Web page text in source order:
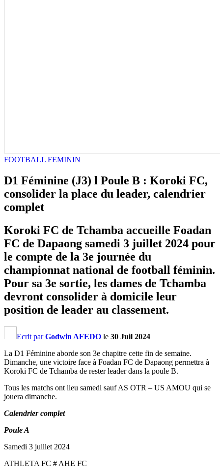
FOOTBALL FEMININ
D1 Féminine (J3) l Poule B : Koroki FC,
consolider la place du leader, calendrier
complet
Koroki FC de Tchamba accueille Foadan
FC de Dapaong samedi 3 juillet 2024 pour
le compte de la 3e journée du
championnat national de football féminin.
Pour sa 3e sortie, les dames de Tchamba
devront consolider à domicile leur
position de leader au classement.
Ecrit parGodwin AFEDO le 30 Juil 2024
La D1 Féminine aborde son 3e chapitre cette fin de semaine.
Dimanche, une victoire face à Foadan FC de Dapaong permettra à
Koroki FC de Tchamba de rester leader dans la poule B.
Tous les matchs ont lieu samedi sauf AS OTR – US AMOU qui se
jouera dimanche.
Calendrier complet
Poule A
Samedi 3 juillet 2024
ATHLETA FC # AHE FC